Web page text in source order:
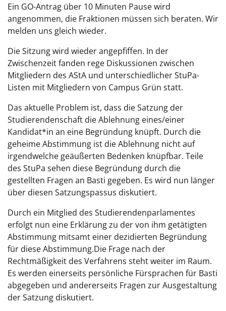
Ein GO-Antrag über 10 Minuten Pause wird
angenommen, die Fraktionen müssen sich beraten. Wir
melden uns gleich wieder.
Die Sitzung wird wieder angepfiffen. In der
Zwischenzeit fanden rege Diskussionen zwischen
Mitgliedern des AStA und unterschiedlicher StuPa-
Listen mit Mitgliedern von Campus Grün statt.
Das aktuelle Problem ist, dass die Satzung der
Studierendenschaft die Ablehnung eines/einer
Kandidat*in an eine Begründung knüpft. Durch die
geheime Abstimmung ist die Ablehnung nicht auf
irgendwelche geäußerten Bedenken knüpfbar. Teile
des StuPa sehen diese Begründung durch die
gestellten Fragen an Basti gegeben. Es wird nun länger
über diesen Satzungspassus diskutiert.
Durch ein Mitglied des Studierendenparlamentes
erfolgt nun eine Erklärung zu der von ihm getätigten
Abstimmung mitsamt einer dezidierten Begründung
für diese Abstimmung.Die Frage nach der
Rechtmäßigkeit des Verfahrens steht weiter im Raum.
Es werden einerseits persönliche Fürsprachen für Basti
abgegeben und andererseits Fragen zur Ausgestaltung
der Satzung diskutiert.